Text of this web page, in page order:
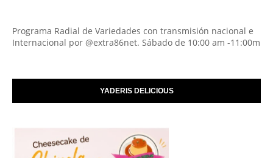
Programa Radial de Variedades con transmisión nacional e
Internacional por @extra86net. Sábado de 10:00 am -11:00m
YADERIS DELICIOUS